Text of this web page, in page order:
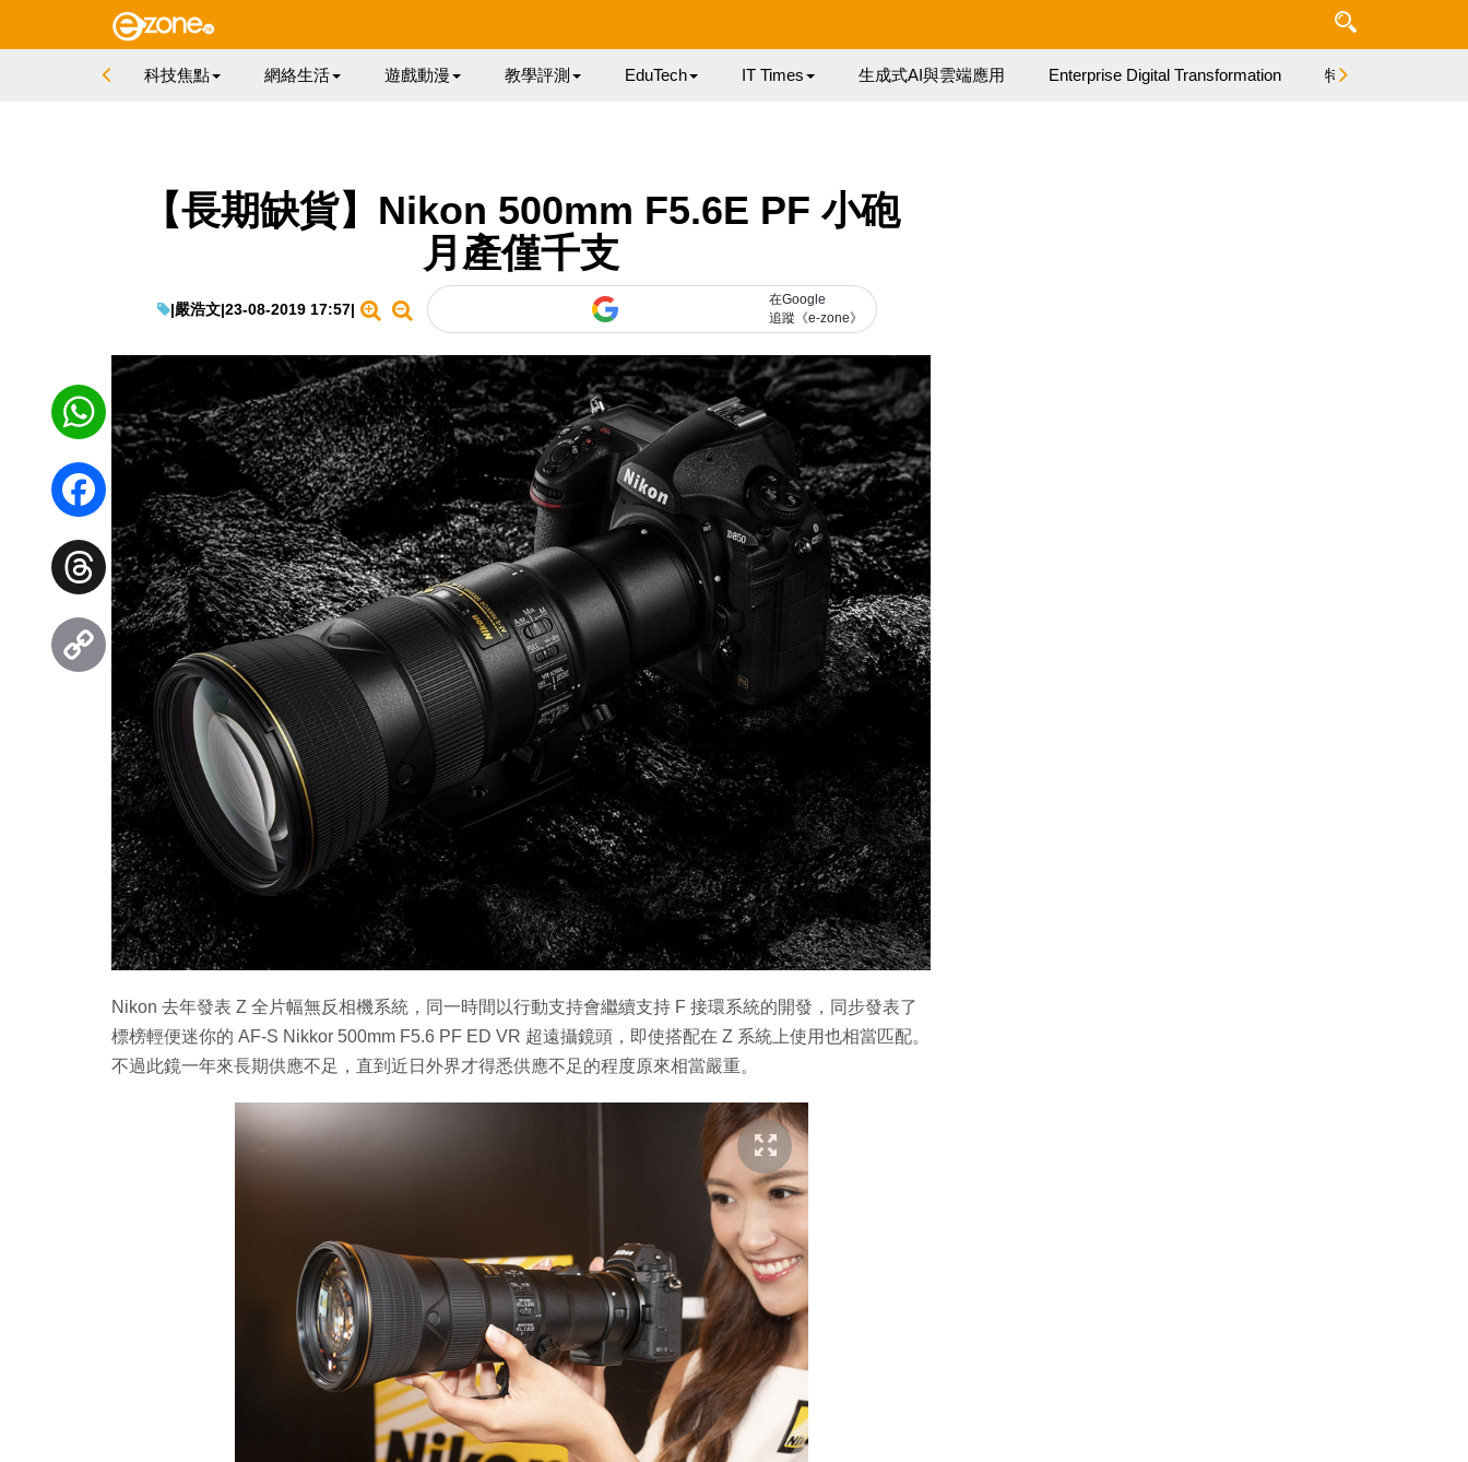
科技焦點 網絡生活 遊戲動漫 教學評測 EduTech IT Times 生成式AI與雲端應用 Enterprise Digital Transformation 特集
【長期缺貨】Nikon 500mm F5.6E PF 小砲
月產僅千支
|嚴浩文|23-08-2019 17:57|
在Google
追蹤《e-zone》
Nikon 去年發表 Z 全片幅無反相機系統，同一時間以行動支持會繼續支持 F 接環系統的開發，同步發表了
標榜輕便迷你的 AF-S Nikkor 500mm F5.6 PF ED VR 超遠攝鏡頭，即使搭配在 Z 系統上使用也相當匹配。
不過此鏡一年來長期供應不足，直到近日外界才得悉供應不足的程度原來相當嚴重。
WhatsApp
Facebook
Threads
Copy
Link